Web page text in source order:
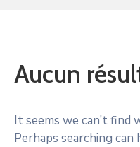
Contact
Aucun
It seems we can’t find
Perhaps searching can